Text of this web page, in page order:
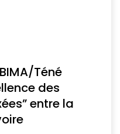
Téné
des
entre la